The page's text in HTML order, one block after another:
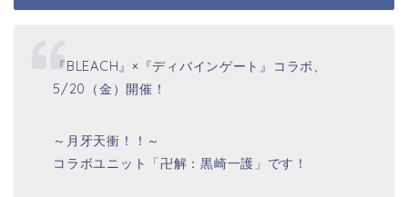
『BLEACH』×『ディバインゲート』コラボ、
5/20（金）開催！
～月牙天衝！！～
コラボユニット「卍解：黒崎一護」です！